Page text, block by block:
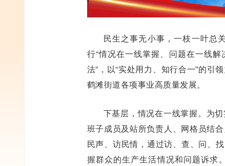
民生之事无小事，一枝一叶总
行“情况在一线掌握、问题在一线
法”，以“实处用力、知行合一”的引
鹤滩街道各项事业高质量发展。
下基层，情况在一线掌握。为
班子成员及站所负责人、网格员结
民声、访民情，通过访、查、问、
握群众的生产生活情况和问题诉求